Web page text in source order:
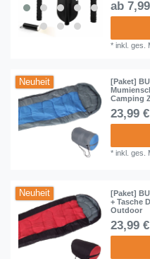
ab
*inkl. ges.
Neuheit
[Paket]
Camping
23,99
*inkl. ges.
Neuheit
[Paket]
+ Tasche
Outdoor
23,99